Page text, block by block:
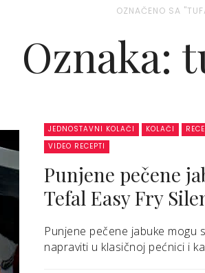
OZNAČENO SA
Oznaka:
JEDNOSTAVNI KOLAČI KOLAČI
VIDEO RECEPTI
Punjene pečene
Tefal Easy Fry
Punjene pečene jabuke mogu
napraviti u klasičnoj pećnici i